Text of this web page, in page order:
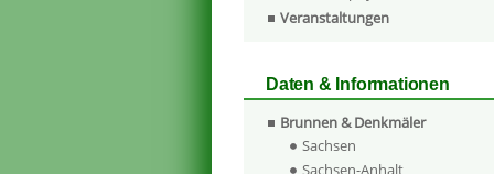
Veranstaltungen
Daten & Informationen
Brunnen & Denkmäler
Sachsen
Sachsen-Anhalt